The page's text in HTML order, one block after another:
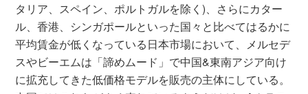
タリア、スペイン、ポルトガルを除く)、さらにカター
ル、香港、シンガポールといった国々と比べてはるかに
平均賃金が低くなっている日本市場において、メルセデ
スやビーエムは「諦めムード」で中国&東南アジア向け
に拡充してきた低価格モデルを販売の主体にしている。